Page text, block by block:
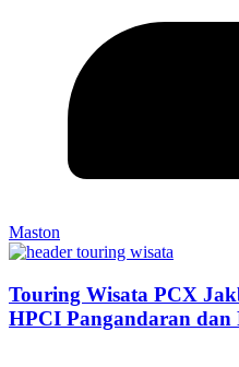
Maston
Touring Wisata PCX
HPCI Pangandaran